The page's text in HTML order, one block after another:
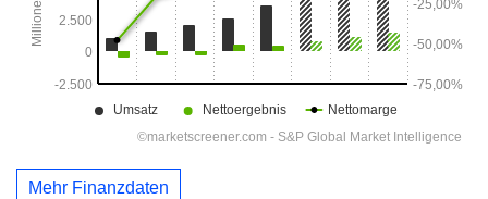
Mehr Finanzdaten